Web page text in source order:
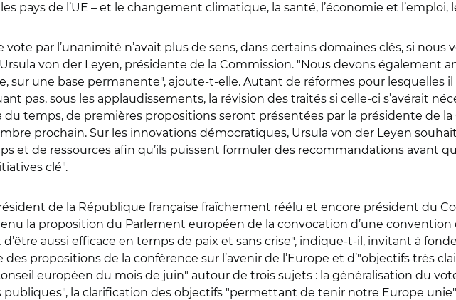
pays de l’UE – et le changement climatique, la santé, l’économie et l’emploi,
vote par l’unanimité n’avait plus de sens, dans certains domaines clés, si
von der Leyen, présidente de la Commission. "Nous devons également
sur une base permanente", ajoute-t-elle. Autant de réformes pour lesquelles il
pas, sous les applaudissements, la révision des traités si celle-ci s’avérait
du temps, de premières propositions seront présentées par la présidente de
prochain. Sur les innovations démocratiques, Ursula von der Leyen
et de ressources afin qu’ils puissent formuler des recommandations avant
clé".
de la République française fraîchement réélu et encore président du
la proposition du Parlement européen de la convocation d’une convention
d’être aussi efficace en temps de paix et sans crise", indique-t-il, invitant à
propositions de la conférence sur l’avenir de l’Europe et d’"objectifs très
européen du mois de juin" autour de trois sujets : la généralisation du
la clarification des objectifs "permettant de tenir notre Europe